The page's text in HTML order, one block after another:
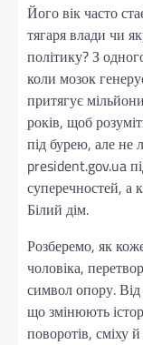
Його вік часто
тягаря влади чи
політику? З
коли мозок
притягує
років, щоб
під бурею, але не
president.gov.ua
суперечностей, а
Білий дім.
Розберемо, як
чоловіка,
символ опору.
що змінюють
поворотів, сміху й